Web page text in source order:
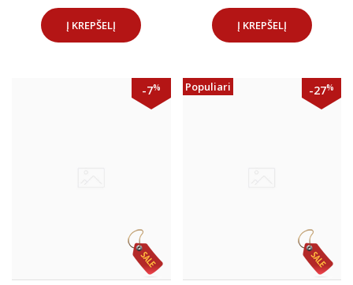
Į KREPŠELĮ Į KREPŠELĮ
-7% Populiari -27%